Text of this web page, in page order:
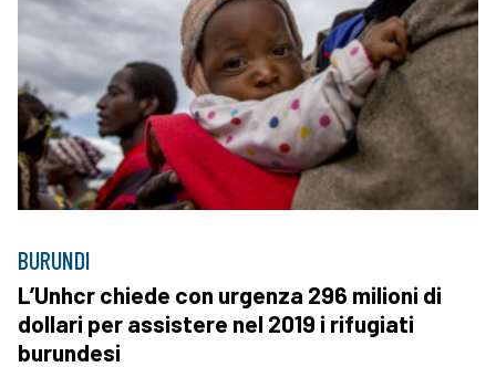
BURUNDI
L’Unhcr chiede con urgenza 296 milioni di
dollari per assistere nel 2019 i rifugiati
burundesi